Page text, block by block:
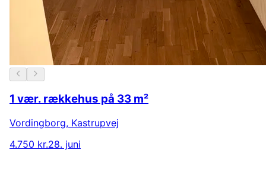
1 vær. rækkehus på 33 m²
Vordingborg, Kastrupvej
4.750 kr.28. juni